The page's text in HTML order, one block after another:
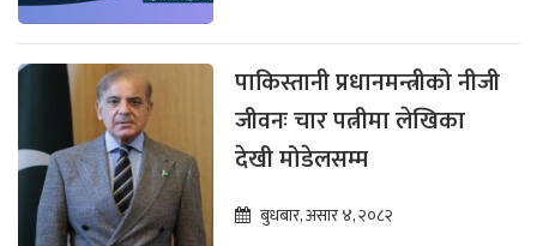
पाकिस्तानी प्रधानमन्त्रीको नीजी
जीवनः चार पत्नीमा लेखिका
देखी मोडेलसम्म
बुधबार, असार ४, २०८२